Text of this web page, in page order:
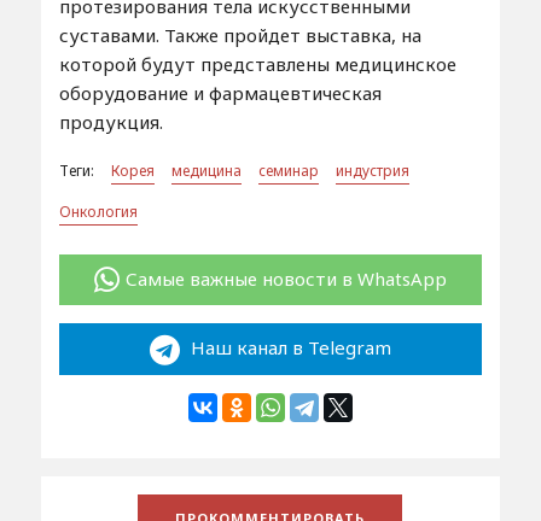
протезирования тела искусственными
суставами. Также пройдет выставка, на
которой будут представлены медицинское
оборудование и фармацевтическая
продукция.
Теги: Корея медицина семинар
индустрия
Онкология
Самые важные новости в WhatsApp
Наш канал в Telegram